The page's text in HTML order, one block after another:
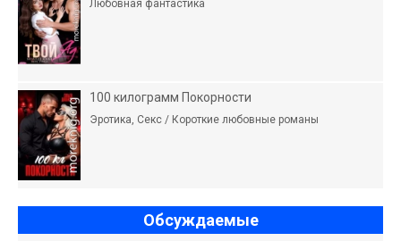
Любовная фантастика
100 килограмм Покорности
Эротика, Секс / Короткие любовные романы
Обсуждаемые